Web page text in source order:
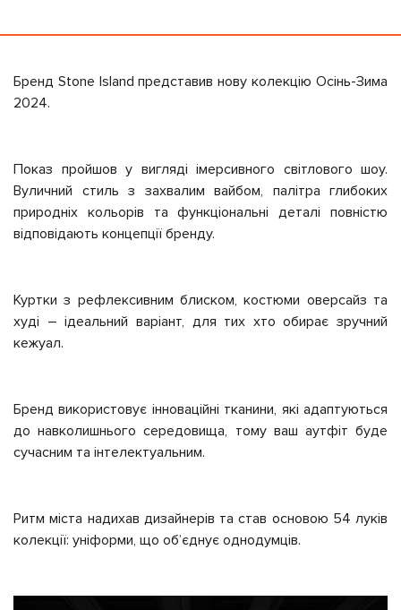
Бренд Stone Island представив нову колекцію Осінь-Зима
2024.
Показ пройшов у вигляді імерсивного світлового шоу.
Вуличний стиль з захвалим вайбом, палітра глибоких
природніх кольорів та функціональні деталі повністю
відповідають концепції бренду.
Куртки з рефлексивним блиском, костюми оверсайз та
худі – ідеальний варіант, для тих хто обирає зручний
кежуал.
Бренд використовує інноваційні тканини, які адаптуються
до навколишнього середовища, тому ваш аутфіт буде
сучасним та інтелектуальним.
Ритм міста надихав дизайнерів та став основою 54 луків
колекції: уніформи, що обʼєднує однодумців.